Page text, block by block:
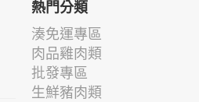
熱門分類
湊免運專區
肉品雞肉類
批發專區
生鮮豬肉類